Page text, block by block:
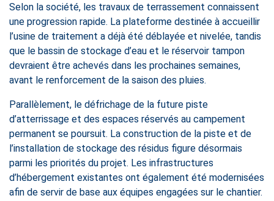
Selon la société, les travaux de terrassement connaissent
une progression rapide. La plateforme destinée à accueillir
l’usine de traitement a déjà été déblayée et nivelée, tandis
que le bassin de stockage d’eau et le réservoir tampon
devraient être achevés dans les prochaines semaines,
avant le renforcement de la saison des pluies.
Parallèlement, le défrichage de la future piste
d’atterrissage et des espaces réservés au campement
permanent se poursuit. La construction de la piste et de
l’installation de stockage des résidus figure désormais
parmi les priorités du projet. Les infrastructures
d’hébergement existantes ont également été modernisées
afin de servir de base aux équipes engagées sur le chantier.